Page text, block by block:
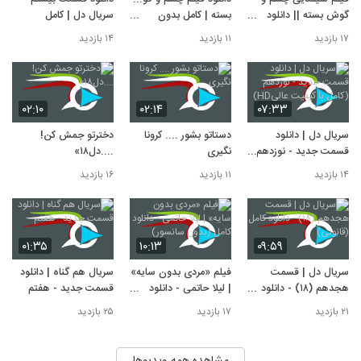
10 (کامل با کیفیت عالیHD)
گوش بسته || دانلود
کامل فیلم
۱۷ بازدید
بسته | کامل بدون
HD)
۱۱ بازدید
سریال دل | کامل
۱۴ بازدید
۰۷:۳۳
سریال دل | دانلود
قسمت جدید - نوزدهم
(کامل با کیفیت
عالیHD)
۱۴ بازدید
۰۲:۱۴
دستاتو بشور .... کرونا
نگیری
۱۱ بازدید
۰۲:۱۰
دخترتو جمش کن!
....دل۱۸»
۱۶ بازدید
۰۹:۵۹
سریال دل | قسمت
هجدهم (۱۸) - دانلود
کامل (قانونی)
۲۱ بازدید
۱۰:۱۳
فیلم «مردی بدون سایه»
| لیلا حاتمی - دانلود
کامل (بدون سانسور)
۱۷ بازدید
۰۱:۳۵
سریال هم گناه | دانلود
قسمت جدید - هفتم
۲۵ بازدید